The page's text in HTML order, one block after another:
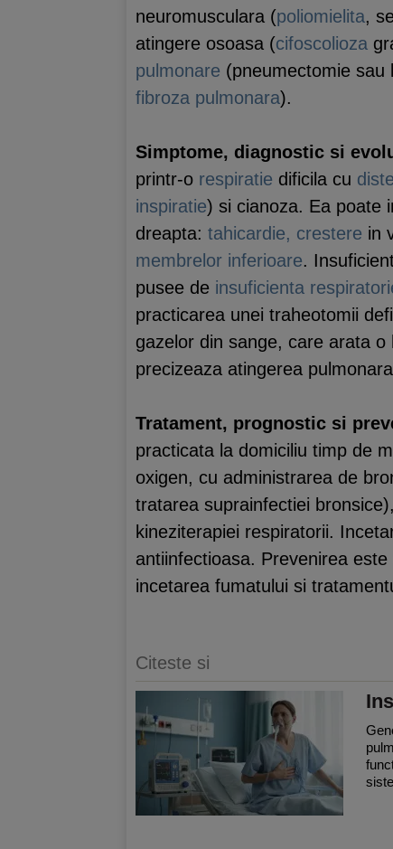
neuromusculara (poliomielita,
atingere osoasa (cifoscolioza
pulmonare (pneumectomie sau
fibroza pulmonara).
Simptome, diagnostic si
printr-o respiratie dificila cu
inspiratie) si cianoza. Ea poate
dreapta: tahicardie, crestere in
membrelor inferioare.
pusee de insuficienta
practicarea unei traheotomii
gazelor din sange, care arata
precizeaza atingerea
Tratament, prognostic si
practicata la domiciliu timp de
oxigen, cu administrarea de
tratarea suprainfectiei
kineziterapiei respiratorii.
antiinfectioasa. Prevenirea
incetarea fumatului si
Citeste si